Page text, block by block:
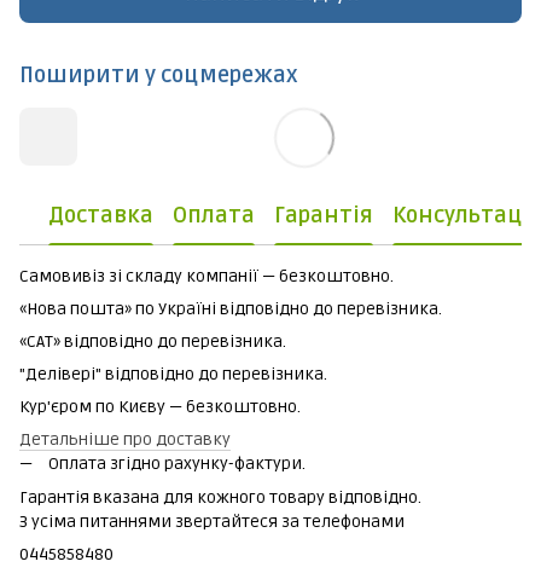
Поширити у соцмережах
Доставка Оплата Гарантія
Самовивіз зі складу компанії — безкоштовно.
«Нова пошта» по Україні відповідно до перевізника.
«САТ» відповідно до перевізника.
"Делівері" відповідно до перевізника.
Кур'єром по Києву — безкоштовно.
Детальніше про доставку
Оплата згідно рахунку-фактури.
Гарантія вказана для кожного товару відповідно.
З усіма питаннями звертайтеся за телефонами
0445858480